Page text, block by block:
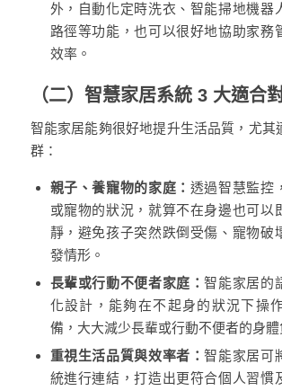
外，自動化定時洗衣、智能掃地機器
路徑等功能，也可以很好地協助家務
效率。
（二）智慧家居系統 3 大適合
智能家居能夠很好地提升生活品質，尤其
群：
親子、養寵物的家庭： 透過智慧監控
或寵物的狀況，就算不在身邊也可以
靜，避免孩子突然跌倒受傷、寵物破
發情形。
長輩或行動不便者家庭：智能家居的
化設計，能夠在不起身的狀況下操
備，大大減少長輩或行動不便者的身體
重視生活品質與效率者：智能家居可
統進行連結，打造出更符合個人習慣